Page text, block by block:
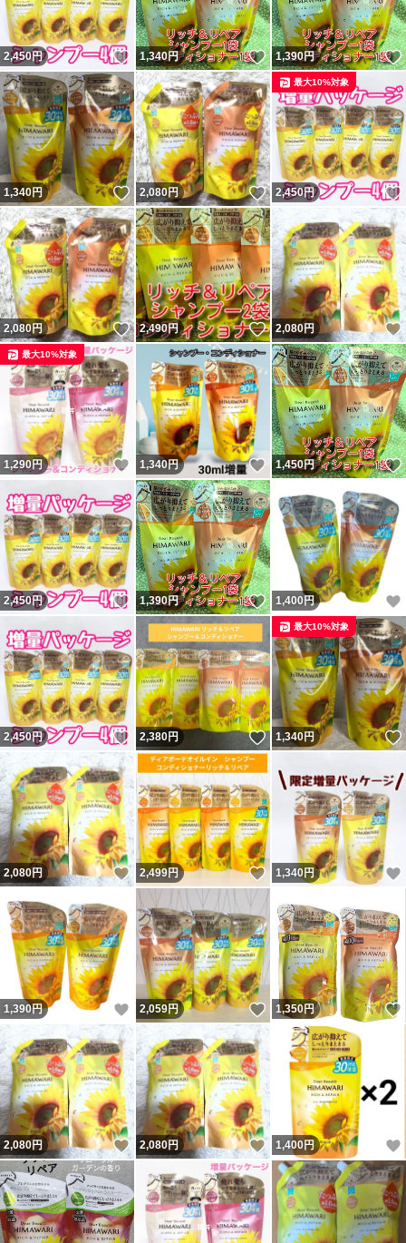
2,450円 いいね！
1,340円 いいね！
1,390円
1,340円 いいね！
2,080円 いいね！
2,450円
最大10%対象
2,080円 いいね！
2,490円 いいね！
2,080円
1,290円 いいね！
最大10%対象
1,340円 いいね！
1,450円
2,450円 いいね！
1,390円 いいね！
1,400 円
2,450円 いいね！
2,380円 いいね！
1,340円
最大10%対象
2,080円 いいね！
2,499円 いいね！
1,340円
1,390円 いいね！
2,059円 いいね！
1,350円
2,080円 いいね！
2,080円 いいね！
1,400円